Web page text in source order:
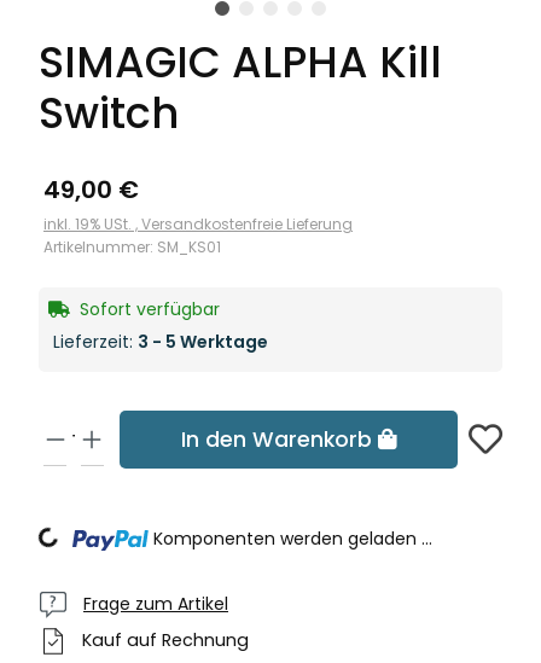
SIMAGIC ALPHA Kill
Switch
49,00 €
inkl. 19% USt. ,Versandkostenfreie Lieferung
Artikelnummer: SM_KS01
Sofort verfügbar
Lieferzeit: 3 - 5 Werktage
In den Warenkorb
Loading... Komponenten werden geladen ...
Frage zum Artikel
Kauf auf Rechnung